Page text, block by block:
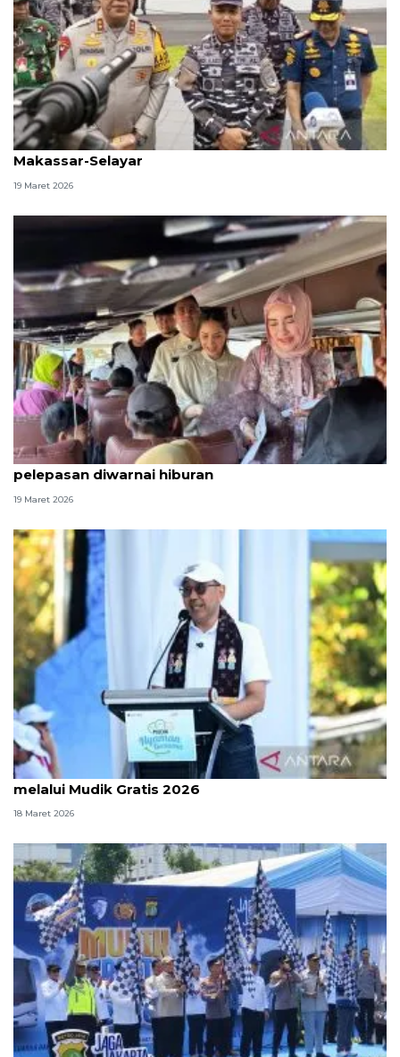
Kapal perang KRI Marlin antar pemudik gratis rute
Makassar-Selayar
19 Maret 2026
Raffi Ahmad lepas 400 pemudik dari TMII,
pelepasan diwarnai hiburan
19 Maret 2026
Jasa Raharja berangkatkan 23.500 pemudik
melalui Mudik Gratis 2026
18 Maret 2026